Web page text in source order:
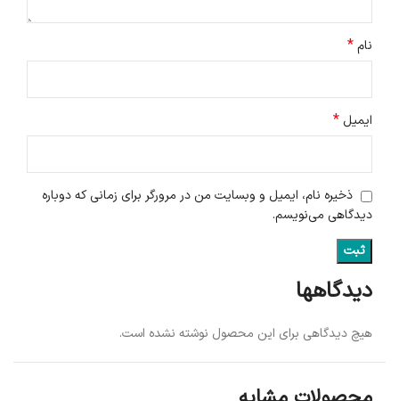
دیدگاهها
هیچ دیدگاهی برای این محصول نوشته نشده است.
نام*
ایمیل*
ذخیره نام، ایمیل و وبسایت من در مرورگر برای زمانی که دوباره
دیدگاهی می‌نویسم.